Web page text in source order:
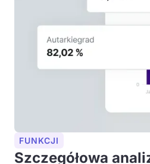
FUNKCJI
Szczegółowa